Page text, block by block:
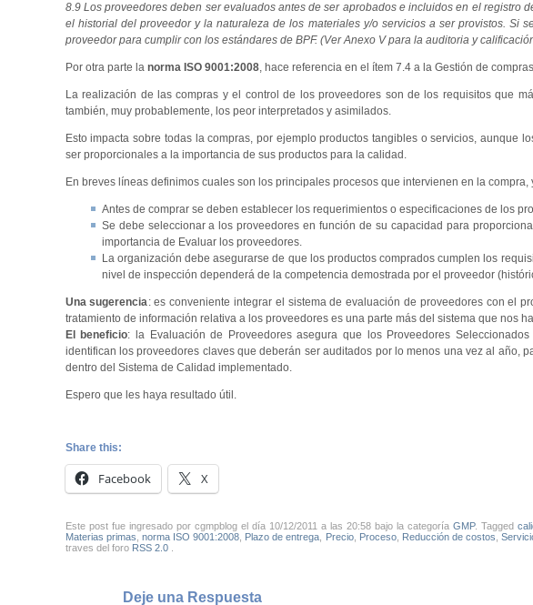
8.9 Los proveedores deben ser evaluados antes de ser aprobados e incluidos en el registro
el historial del proveedor y la naturaleza de los materiales y/o servicios a ser provistos. Si
proveedor para cumplir con los estándares de BPF. (Ver Anexo V para la auditoria y
Por otra parte la norma ISO 9001:2008, hace referencia en el ítem 7.4 a la Gestión de
La realización de las compras y el control de los proveedores son de los requisitos que
también, muy probablemente, los peor interpretados y asimilados.
Esto impacta sobre todas la compras, por ejemplo productos tangibles o servicios, aunque
ser proporcionales a la importancia de sus productos para la calidad.
En breves líneas definimos cuales son los principales procesos que intervienen en la
Antes de comprar se deben establecer los requerimientos o especificaciones de los
Se debe seleccionar a los proveedores en función de su capacidad para
importancia de Evaluar los proveedores.
La organización debe asegurarse de que los productos comprados cumplen los
nivel de inspección dependerá de la competencia demostrada por el proveedor
Una sugerencia: es conveniente integrar el sistema de evaluación de proveedores con el
tratamiento de información relativa a los proveedores es una parte más del sistema que nos
El beneficio: la Evaluación de Proveedores asegura que los Proveedores
identifican los proveedores claves que deberán ser auditados por lo menos una vez al año,
dentro del Sistema de Calidad implementado.
Espero que les haya resultado útil.
Share this:
Facebook X
Este post fue ingresado por cgmpblog el día 10/12/2011 a las 20:58 bajo la categoría GMP. Tagged
Materias primas norma ISO 9001:2008 Plazo de entrega Precio, Proceso, Reducción de costos ,
traves del foro RSS 2.0.
Deje una Respuesta